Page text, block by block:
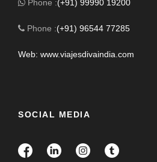
Phone :(+91) 99990 19200
Phone :(+91) 96544 77285
Web: www.viajesdivaindia.com
SOCIAL MEDIA